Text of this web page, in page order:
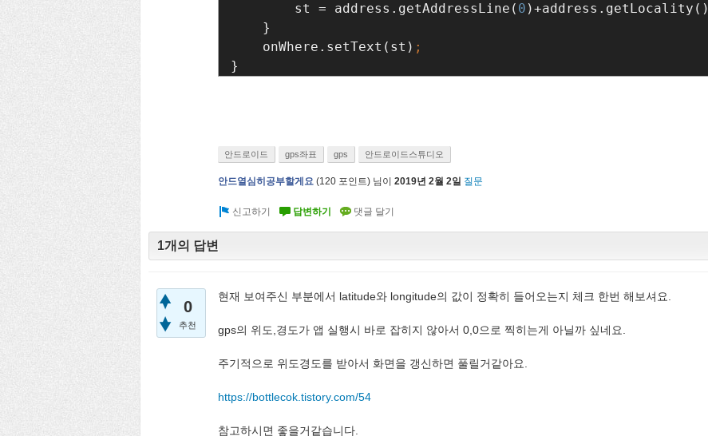
st = address.getAddressLine( 0 )+address.getLocality()
}
    onWhere.setText(st)
}
안드로이드 gps좌표 gps 안드로이드스튜디오
안드열심히공부할게요 (120 포인트) 님이 2019년 2월 2일 질문
1개의 답변
0
추천
현재 보여주신 부분에서 latitude와 longitude의 값이 정확히 들어오는지 체크 한번 해보셔요.
gps의 위도,경도가 앱 실행시 바로 잡히지 않아서 0,0으로 찍히는게 아닐까 싶네요.
주기적으로 위도경도를 받아서 화면을 갱신하면 풀릴거같아요.
https://bottlecok.tistory.com/54
참고하시면 좋을거같습니다.